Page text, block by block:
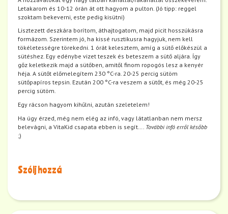
Letakarom és 10-12 órán át ott hagyom a pulton. (Jó tipp: reggel
szoktam bekeverni, este pedig kisütni)
Lisztezett deszkára borítom, áthajtogatom, majd picit hosszúkásra
formázom. Szerintem jó, ha kissé rusztikusra hagyjuk, nem kell
tökéletességre törekedni. 1 órát kelesztem, amíg a sütő előkészül a
sütéshez. Egy edénybe vizet teszek és beteszem a sütő aljára. Így
gőz keletkezik majd a sütőben, amitől finom ropogós lesz a kenyér
héja. A sütőt előmelegítem 230 °C-ra. 20-25 percig sütöm
sütőpapíros tepsin. Ezután 200 °C-ra veszem a sütőt, és még 20-25
percig sütöm.
Egy rácson hagyom kihűlni, azután szeletelem!
Ha úgy érzed, még nem elég az infó, vagy látatlanban nem mersz
belevágni, a VitaKid csapata ebben is segít…. További infó erről később
;)
Szólj hozzá